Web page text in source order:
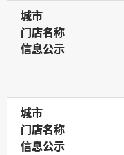
城市
城市
门店名称
门店名称
信息公示
信息公示
城市
城市
门店名称
门店名称
信息公示
信息公示